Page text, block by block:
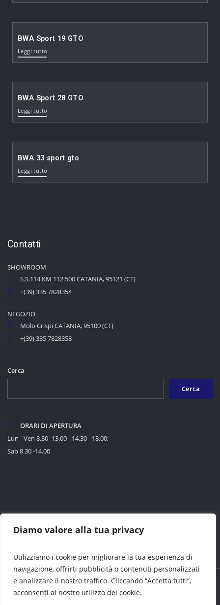
Diamo valore alla tua privacy
Utilizziamo i cookie per migliorare la tua esperienza di
navigazione, offrirti pubblicità o contenuti personalizzati
e analizzare il nostro traffico. Cliccando “Accetta tutti”,
acconsenti al nostro utilizzo dei cookie.
BWA Sport 19 GTO
Leggi tutto
BWA Sport 28 GTO
Leggi tutto
BWA 33 sport gto
Leggi tutto
Contatti
SHOWROOM
S.S.114 KM 112.500 CATANIA, 95121 (CT)
+(39) 335 7828354
NEGOZIO
Molo Crispi CATANIA, 95100 (CT)
+(39) 335 7828358
Cerca
Cerca
ORARI DI APERTURA
Lun - Ven 8.30 -13.00 |14.30 - 18.00;
Sab 8.30 -14.00
Nautica Glem © tutti i diritti riservati | Partita IVA 02803540877 |